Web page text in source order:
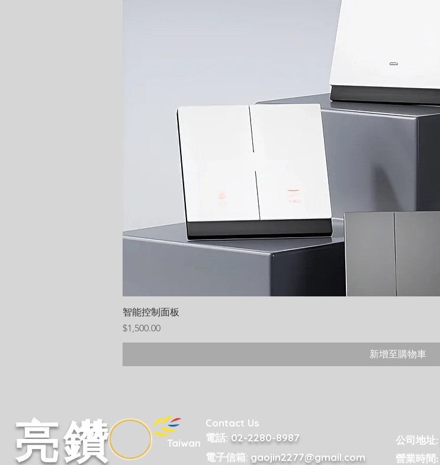
智能控制面板
價格
$1,500.00
新增至購物車
Taiwan
​亮鑽​
Contact Us
電話: 02-2280-8987
電子信箱: gaojin2277@gmail.com
公司地址:
營業時間: